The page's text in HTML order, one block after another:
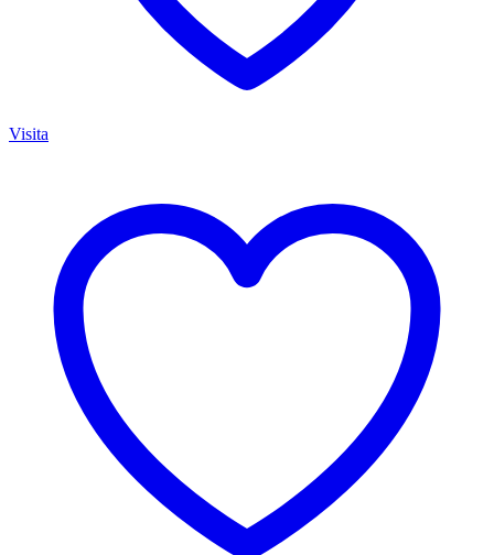
Visita